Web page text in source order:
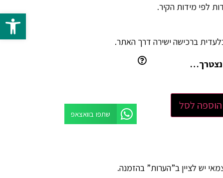
לפי מידות הקיר.
נצטרך…
הוספה לסל
שתפו בוואצאפ